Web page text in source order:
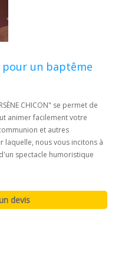
un baptême
CHICON" se permet de
animer facilement votre
et autres
laquelle, nous vous incitons à
spectacle humoristique